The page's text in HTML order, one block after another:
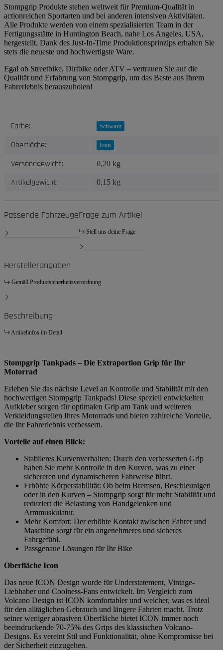
Stompgrip Produkte stehen weltweit für Premium-Qualität in
actionreichen Sportarten und bei anderen intensiven Aktivitäten.
Alle Produkte werden von einem spezialisierten Team in der
Fertigungsstätte in Huntington Beach, nahe Los Angeles, USA,
hergestellt. Dank des Just-In-Time Produktionsprinzips erhalten Sie
stets die neueste und hochwertigste Ware.
Egal ob Streetbike, Dirtbike oder ATV – vertrauen Sie auf die
Qualität und Erfahrung von Stompgrip, um das Beste aus Ihrem
Fahrerlebnis herauszuholen!
Produkteigenschaft
Wert
Farbe: Schwarz
Oberfläche: Icon
Versandgewicht: 0,20 kg
Artikelgewicht: 0,15 kg
Passende FahrzeugeFrage zum Artikel
Stell uns deine Frage
Herstellerangaben
Gemäß Produktsicherheitsverordnung
Beschreibung
Artikelinfos im Detail
Stompgrip Tankpads – Die Extraportion Grip für Ihr
Motorrad
Erleben Sie das nächste Level an Kontrolle und Stabilität mit den
hochwertigen Stompgrip Tankpads! Diese speziell entwickelten
Aufkleber sorgen für optimalen Grip am Tank und weiteren
Verkleidungsteilen Ihres Motorrads und bieten zahlreiche Vorteile,
die Ihr Fahrerlebnis verbessern.
Vorteile auf einen Blick:
Stabileres Kurvenverhalten: Durch den verbesserten Grip
haben Sie mehr Kontrolle in den Kurven, was zu einer
sichereren und dynamischeren Fahrweise führt.
Erhöhte Körperstabilität: Ob beim Bremsen, Beschleunigen
oder in den Kurven – Stompgrip sorgt für mehr Stabilität und
reduziert die Belastung von Handgelenken und
Armmuskulatur.
Mehr Komfort: Der erhöhte Kontakt zwischen Fahrer und
Maschine sorgt für ein angenehmeres und sicheres
Fahrgefühl.
Passgenaue Lösungen für Ihr Bike
Oberfläche Icon
Das neue ICON Design wurde für Understatement, Vintage-
Liebhaber und Coolness-Fans entwickelt. Im Vergleich zum
Volcano Design ist ICON komfortabler und weicher, was es ideal
für den alltäglichen Gebrauch und längere Fahrten macht. Trotz
seiner weniger abrasiven Oberfläche bietet ICON immer noch
beeindruckende 70-75% des Grips des klassischen Volcano-
Designs. Es vereint Stil und Funktionalität, ohne Kompromisse bei
der Sicherheit einzugehen.